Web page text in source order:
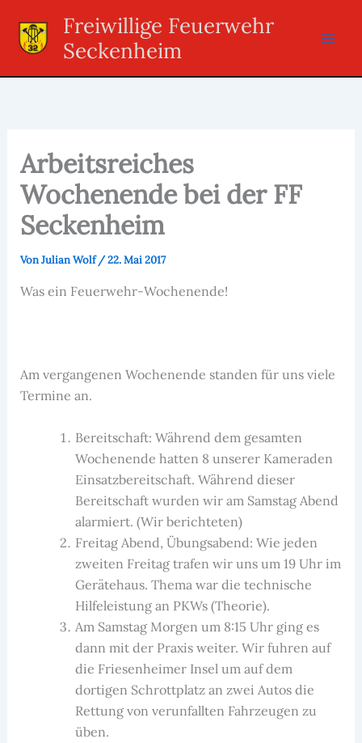
Inhalt
springen
Freiwillige Feuerwehr
Seckenheim
Arbeitsreiches
Wochenende bei der FF
Seckenheim
VonJulian Wolf/22. Mai 2017
Was ein Feuerwehr-Wochenende!
Am vergangenen Wochenende standen für uns viele
Termine an.
Bereitschaft: Während dem gesamten
Wochenende hatten 8 unserer Kameraden
Einsatzbereitschaft. Während dieser
Bereitschaft wurden wir am Samstag Abend
alarmiert. (Wir berichteten)
Freitag Abend, Übungsabend: Wie jeden
zweiten Freitag trafen wir uns um 19 Uhr im
Gerätehaus. Thema war die technische
Hilfeleistung an PKWs (Theorie).
Am Samstag Morgen um 8:15 Uhr ging es
dann mit der Praxis weiter. Wir fuhren auf
die Friesenheimer Insel um auf dem
dortigen Schrottplatz an zwei Autos die
Rettung von verunfallten Fahrzeugen zu
üben.